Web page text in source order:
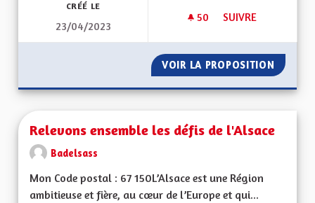
CRÉÉ LE
23/04/2023
50 50 ABONNÉS
SUIVRE
VOIR LA PROPOSITION
Relevons ensemble les défis de l'Alsace
Badelsass
Mon Code postal : 67 150L’Alsace est une Région
ambitieuse et fière, au cœur de l’Europe et qui...